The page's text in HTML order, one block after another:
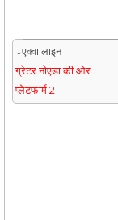
↓एक्वा लाइन
ग्रेटर नोएडा की ओर
प्लेटफार्म 2